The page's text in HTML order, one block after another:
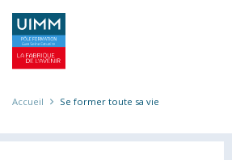
contenu
principal
Fil
Accueil Se former toute sa vie
SE FORMER TOUTE SA